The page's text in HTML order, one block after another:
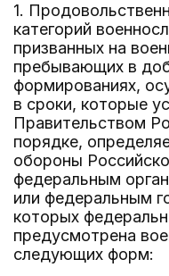
1.
категорий
призванных на
пребывающих в
формированиях,
в сроки, которые
Правительством
порядке,
обороны
федеральным
или федеральным
которых
предусмотрена
следующих форм: